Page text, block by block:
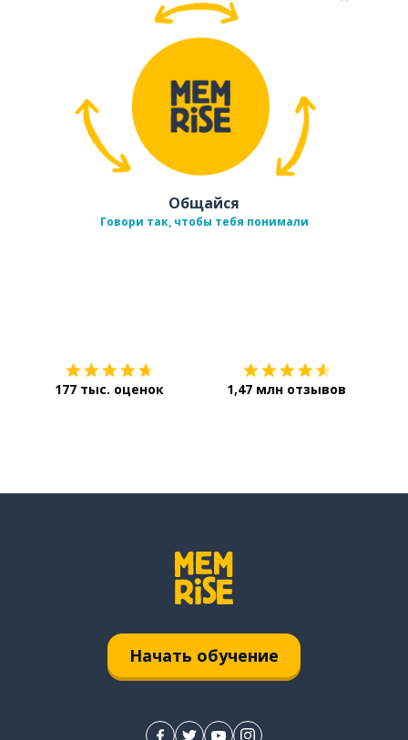
Общайся
Говори так, чтобы тебя понимали
177 тыс. оценок 1,47 млн отзывов
Начать обучение